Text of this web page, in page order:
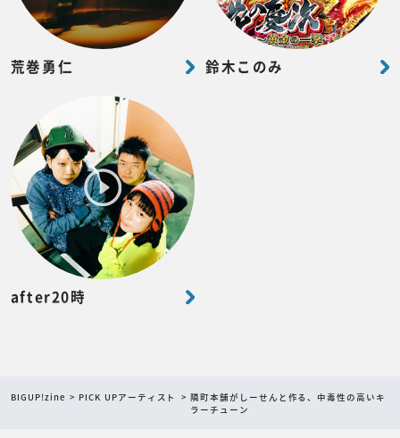
荒巻勇仁 鈴木このみ
after20時
BIGUP!zine PICK UPアーティスト
隣町本舗がしーせんと作る、中毒性の高いキ
ラーチューン